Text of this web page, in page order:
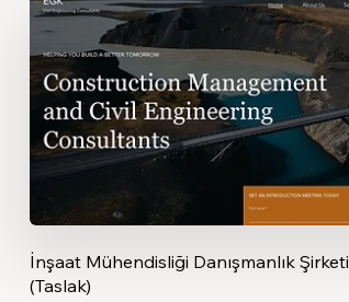
İnşaat Mühendisliği Danışmanlık Şirketi
(Taslak)